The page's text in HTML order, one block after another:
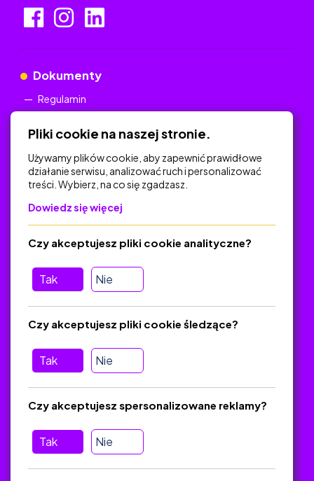
Dokumenty
Regulamin
Na skróty
Polityka Prywatności
Regulamin
O platformie
Baza materiałów dydaktycznych
Jak zostać autorem
FAQ
Pomoc
wiadomość nie trafiła do folderu SPAM)
Pliki cookie na naszej stronie.
Używamy plików cookie, aby zapewnić prawidłowe
działanie serwisu, analizować ruch i personalizować
treści. Wybierz, na co się zgadzasz.
Dowiedz się więcej
Tak Nie
Czy akceptujesz pliki cookie analityczne?
Tak Nie
Czy akceptujesz pliki cookie śledzące?
Tak Nie
Czy akceptujesz spersonalizowane reklamy?